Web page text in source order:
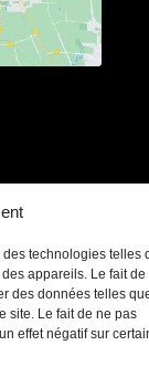
technologies telles
appareils. Le fait de
des données telles
site. Le fait de ne pas
effet négatif sur
Payés